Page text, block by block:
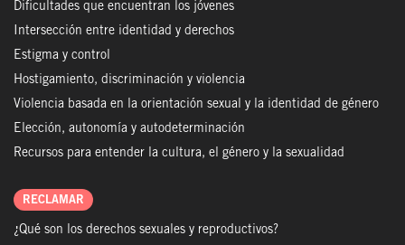
Dificultades que encuentran los jóvenes
Intersección entre identidad y derechos
Estigma y control
Hostigamiento, discriminación y violencia
Violencia basada en la orientación sexual y la identidad de género
Elección, autonomía y autodeterminación
Recursos para entender la cultura, el género y la sexualidad
RECLAMAR
¿Qué son los derechos sexuales y reproductivos?